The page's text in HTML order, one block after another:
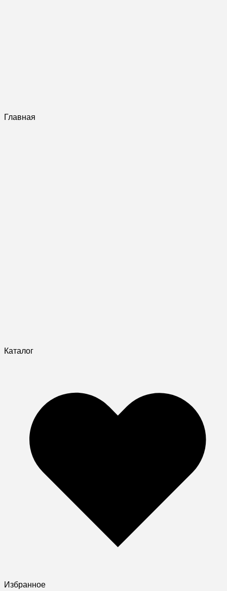
Главная
Каталог
Избранное